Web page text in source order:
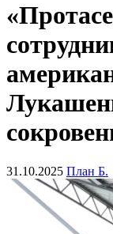
31.10.2025 План Б.